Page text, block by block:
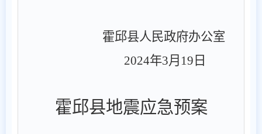
霍邱县人民政府办公室
2024年3月 19 日
霍邱县地震应急预案